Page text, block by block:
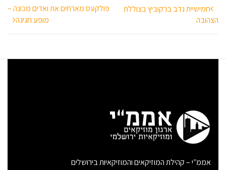
ניווט
חמישיית נדב ברקוביץ בצוללת
הצהובה
פולקעס מארחים את ואדים מכונה –
מופע חגיגה
אממ”י – קהילת המוזיקאים והמוזיקאיות בירושלים